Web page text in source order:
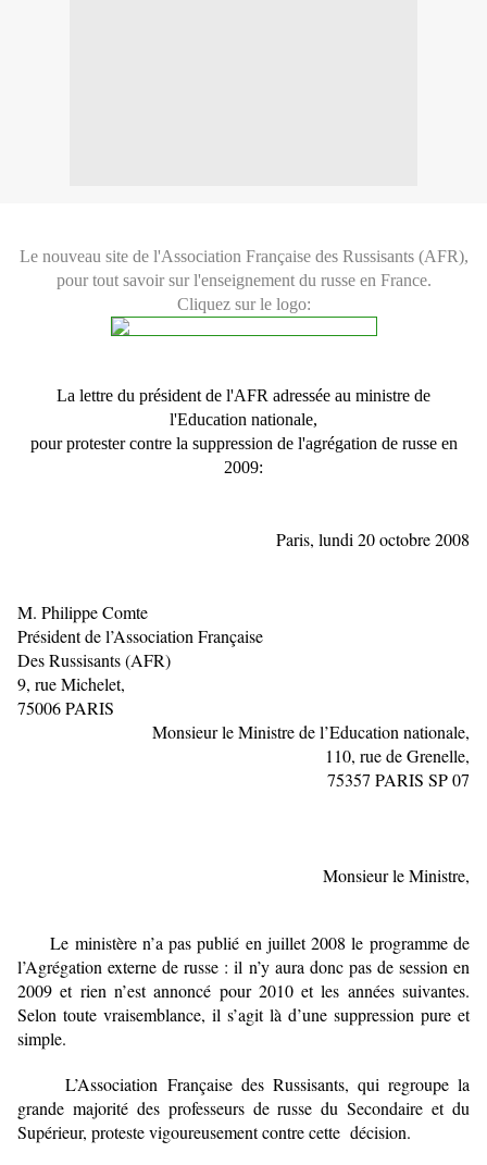
Le nouveau site de l'Association Française des Russisants (AFR),
pour tout savoir sur l'enseignement du russe en France.
Cliquez sur le logo:
La lettre du président de l'AFR adressée au ministre de
l'Education nationale,
pour protester contre la suppression de l'agrégation de russe en
2009:
Paris, lundi 20 octobre 2008
M. Philippe Comte
Président de l’Association Française
Des Russisants (AFR)
9, rue Michelet,
75006 PARIS
Monsieur le Ministre de l’Education nationale,
110, rue de Grenelle,
75357 PARIS SP 07
Monsieur le Ministre,
Le ministère n’a pas publié en juillet 2008 le programme de
l’Agrégation externe de russe : il n’y aura donc pas de session en
2009 et rien n’est annoncé pour 2010 et les années suivantes.
Selon toute vraisemblance, il s’agit là d’une suppression pure et
simple.
L’Association Française des Russisants, qui regroupe la
grande majorité des professeurs de russe du Secondaire et du
Supérieur, proteste vigoureusement contre cette décision.